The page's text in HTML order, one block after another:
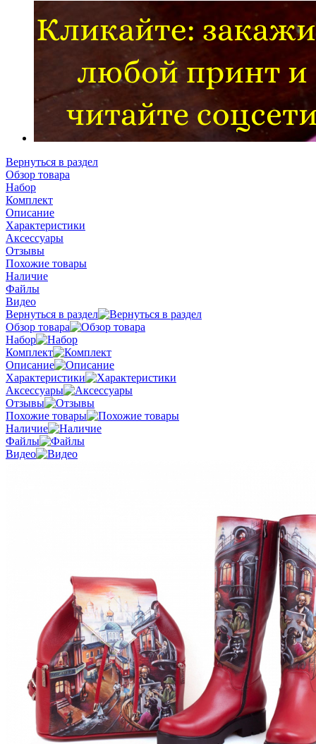
Вернуться в раздел
Обзор товара
Набор
Комплект
Описание
Характеристики
Аксессуары
Отзывы
Похожие товары
Наличие
Файлы
Видео
Вернуться в раздел
Обзор товара
Набор
Комплект
Описание
Характеристики
Аксессуары
Отзывы
Похожие товары
Наличие
Файлы
Видео